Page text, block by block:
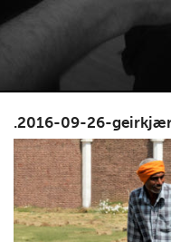
.2016-09-26-